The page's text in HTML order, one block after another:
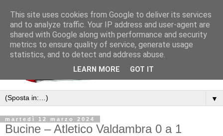
▼
martedì 12 marzo 2024
Bucine – Atletico Valdambra 0 a 1
This site uses cookies from Google to deliver its services
and to analyze traffic. Your IP address and user-agent are
shared with Google along with performance and security
metrics to ensure quality of service, generate usage
statistics, and to detect and address abuse.
LEARN MORE GOT IT